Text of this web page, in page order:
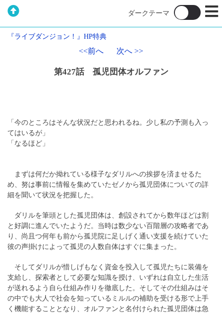
『ライブダンジョン！』HP特典
<<前へ 次へ >>
第427話 孤児団体オルファン
「今のところはそんな状況だと思われるね。少し私の予測も入っ
てはいるが」
「なるほど」
まずは何だか拗れている様子なダリルへの挨拶を済ませるた
め、努は事前に情報を集めていたゼノから孤児団体についての詳
細を聞いて状況を把握した。
ダリルを筆頭とした孤児団体は、創設されてから数年ほどは割
と好調に進んでいたようだ。当時は数少ない百階層の攻略者であ
り、尚且つ何年も前から孤児院に足しげく通い支援を続けていた
彼の声掛けによって孤児の人数自体はすぐに集まった。
そしてダリルが惜しげもなく資金を投入して孤児たちに装備を
支給し、探索者として必要な知識を授け、いずれは自立した生活
が送れるよう自ら仕組み作りを徹底した。そしてその仕組みはそ
の中でも大人で社会を知っているミルルの補助を受ける形で上手
く機能することとなり、オルファンと名付けられた孤児団体は急